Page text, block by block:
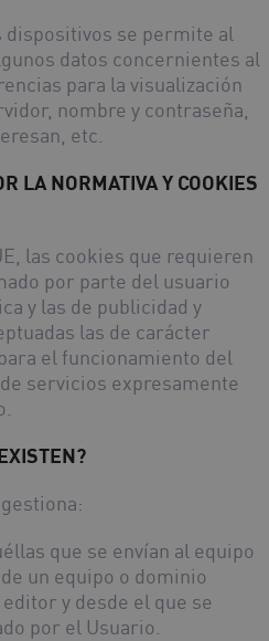
dispositivos se permite al
datos concernientes al
para la visualización
nombre y contraseña,
etc.
LA NORMATIVA Y COOKIES
las cookies que requieren
por parte del usuario
y las de publicidad y
las de carácter
el funcionamiento del
servicios expresamente
que se envían al equipo
un equipo o dominio
y desde el que se
por el Usuario.